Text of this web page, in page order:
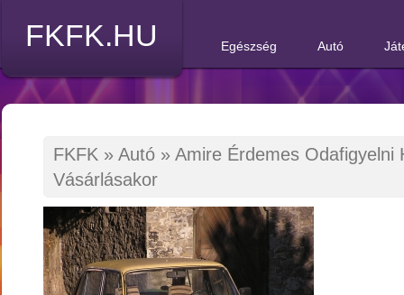
FKFK.HU Egészség Autó
FKFK » Autó » Amire Érdemes Odafigyelni
Vásárlásakor